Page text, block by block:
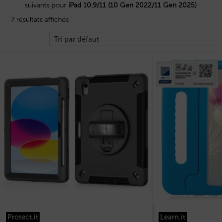
suivants pour iPad 10.9/11 (10 Gen 2022/11 Gen 2025)
7 résultats affichés
Protect.it Learn.it